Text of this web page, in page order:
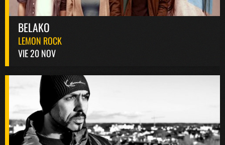
BELAKO
LEMON ROCK
VIE 20 NOV